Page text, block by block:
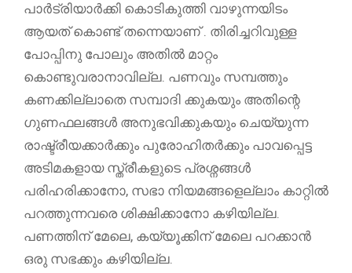
പാർട്രിയാർക്കി കൊടികുത്തി വാഴുന്നയിടം
ആയത് കൊണ്ട് തന്നെയാണ് . തിരിച്ചറിവുള്ള
പോപ്പിനു പോലും അതിൽ മാറ്റം
കൊണ്ടുവരാനാവില്ല. പണവും സമ്പത്തും
കണക്കില്ലാതെ സമ്പാദി ക്കുകയും അതിന്റെ
ഗുണഫലങ്ങൾ അനുഭവിക്കുകയും ചെയ്യുന്ന
രാഷ്ട്രീയക്കാർക്കും പുരോഹിതർക്കും പാവപ്പെട്ട
അടിമകളായ സ്ത്രീകളുടെ പ്രശ്നങ്ങൾ
പരിഹരിക്കാനോ, സഭാ നിയമങ്ങളെല്ലാം കാറ്റിൽ
പറത്തുന്നവരെ ശിക്ഷിക്കാനോ കഴിയില്ല.
പണത്തിന് മേലെ, കയ്യൂക്കിന് മേലെ പറക്കാൻ
ഒരു സഭക്കും കഴിയില്ല.